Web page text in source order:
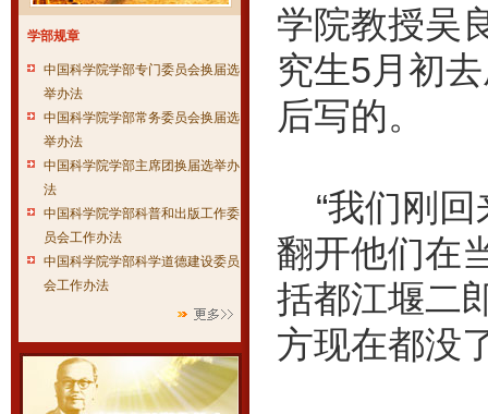
学部规章
中国科学院学部专门委员会换届选
举办法
中国科学院学部常务委员会换届选
举办法
中国科学院学部主席团换届选举办
法
中国科学院学部科普和出版工作委
员会工作办法
中国科学院学部科学道德建设委员
会工作办法
学院教授吴
究生5月初
后写的。
“我们刚回
翻开他们在
括都江堰二
方现在都没